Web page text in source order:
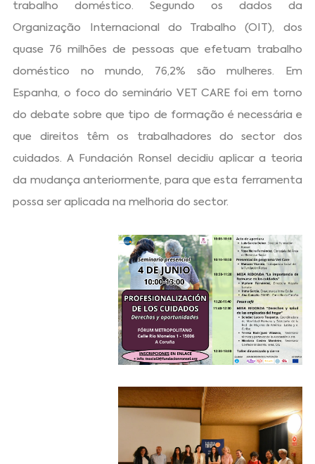
trabalho doméstico. Segundo os dados da
Organização Internacional do Trabalho (OIT), dos
quase 76 milhões de pessoas que efetuam trabalho
doméstico no mundo, 76,2% são mulheres. Em
Espanha, o foco do seminário VET CARE foi em torno
do debate sobre que tipo de formação é necessária e
que direitos têm os trabalhadores do sector dos
cuidados. A Fundación Ronsel decidiu aplicar a teoria
da mudança anteriormente, para que esta ferramenta
possa ser aplicada na melhoria do sector.